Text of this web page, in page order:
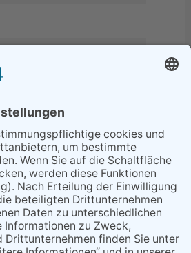
Sperrung B455: Kleiner
Grenzverkehr statt weite Wege
Wenn Bahn-Computer nicht
miteinander kommunizieren
"Plakatverbot für überregionale
Demos"
Gelbe Tonne – Ein kleiner Blick
über den Tellerand